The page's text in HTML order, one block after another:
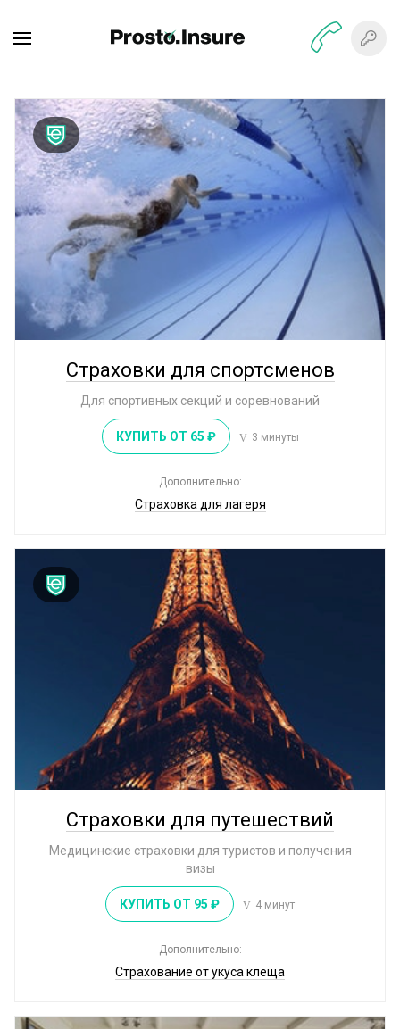
7
страховых
65
рублей
Страховки для спортсменов
Для спортивных секций и соревнований
КУПИТЬ ОТ 65 ₽ 3 минуты
Дополнительно:
Страховка для лагеря
8
страховых
33
рубля
Страховки для путешествий
Медицинские страховки для туристов и получения
визы
КУПИТЬ ОТ 95 ₽ 4 минут
Дополнительно:
Страхование от укуса клеща